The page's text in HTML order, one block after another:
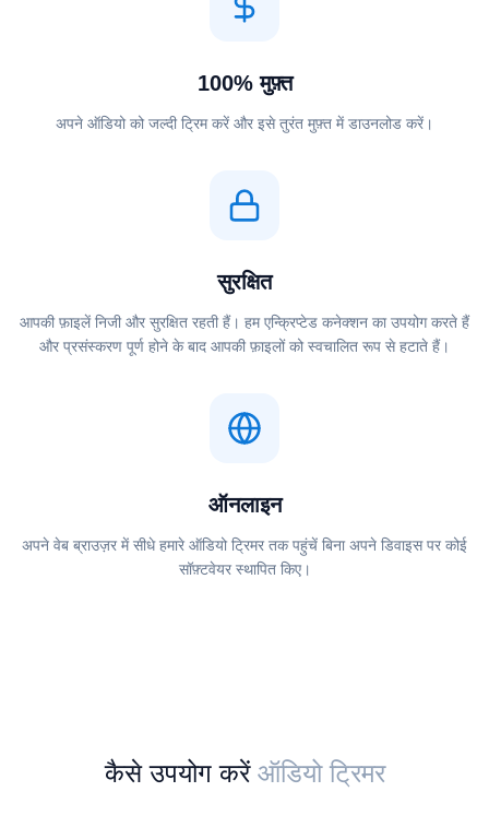
100% मुफ़्त
अपने ऑडियो को जल्दी ट्रिम करें और इसे तुरंत मुफ़्त में डाउनलोड करें।
सुरक्षित
आपकी फ़ाइलें निजी और सुरक्षित रहती हैं। हम एन्क्रिप्टेड कनेक्शन का उपयोग करते हैं
और प्रसंस्करण पूर्ण होने के बाद आपकी फ़ाइलों को स्वचालित रूप से हटाते हैं।
ऑनलाइन
अपने वेब ब्राउज़र में सीधे हमारे ऑडियो ट्रिमर तक पहुंचें बिना अपने डिवाइस पर कोई
सॉफ़्टवेयर स्थापित किए।
कैसे उपयोग करें ऑडियो ट्रिमर